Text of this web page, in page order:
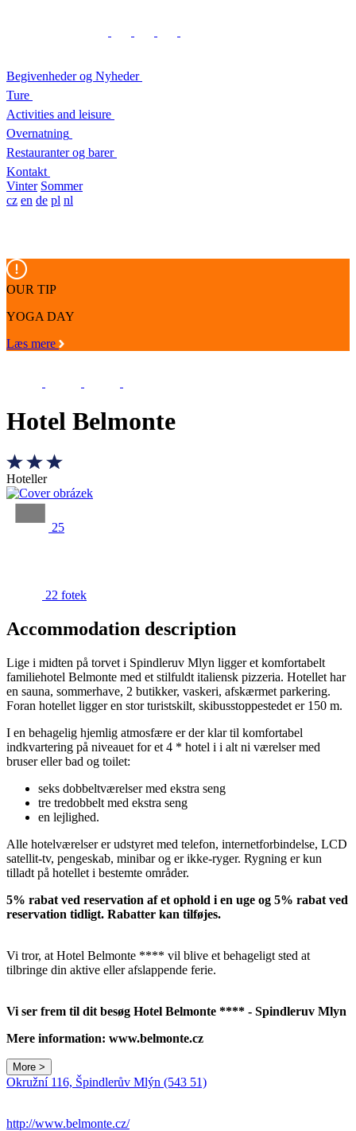
Begivenheder og Nyheder
Ture
Activities and leisure
Overnatning
Restauranter og barer
Kontakt
Vinter Sommer
cz en de pl nl
OUR TIP
YOGA DAY
Læs mere
Hotel Belmonte
Hoteller
25
22 fotek
Accommodation description
Lige i midten på torvet i Spindleruv Mlyn ligger et komfortabelt
familiehotel Belmonte med et stilfuldt italiensk pizzeria. Hotellet har
en sauna, sommerhave, 2 butikker, vaskeri, afskærmet parkering.
Foran hotellet ligger en stor turistskilt, skibusstoppestedet er 150 m.
I en behagelig hjemlig atmosfære er der klar til komfortabel
indkvartering på niveauet for et 4 * hotel i i alt ni værelser med
bruser eller bad og toilet:
seks dobbeltværelser med ekstra seng
tre tredobbelt med ekstra seng
en lejlighed.
Alle hotelværelser er udstyret med telefon, internetforbindelse, LCD
satellit-tv, pengeskab, minibar og er ikke-ryger. Rygning er kun
tilladt på hotellet i bestemte områder.
5% rabat ved reservation af et ophold i en uge og 5% rabat ved
reservation tidligt. Rabatter kan tilføjes.
Vi tror, ​​at Hotel Belmonte **** vil blive et behageligt sted at
tilbringe din aktive eller afslappende ferie.
Vi ser frem til dit besøg Hotel Belmonte **** - Spindleruv Mlyn
Mere information: www.belmonte.cz
More >
Okružní 116, Špindlerův Mlýn (543 51)
http://www.belmonte.cz/